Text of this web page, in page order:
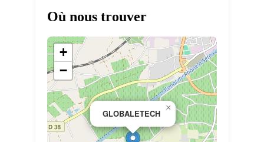
Où nous trouver
GLOBALETECH
×
+
−